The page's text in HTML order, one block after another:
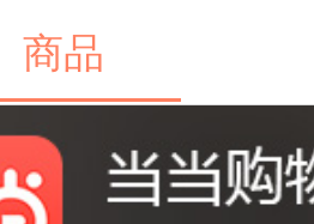
商品
分类